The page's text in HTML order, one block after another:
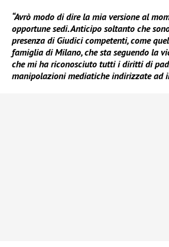
“Avrò modo di dire la mia versione al
opportune sedi. Anticipo soltanto che
presenza di Giudici competenti, come
famiglia di Milano, che sta seguendo la
che mi ha riconosciuto tutti i diritti di
manipolazioni mediatiche indirizzate ad